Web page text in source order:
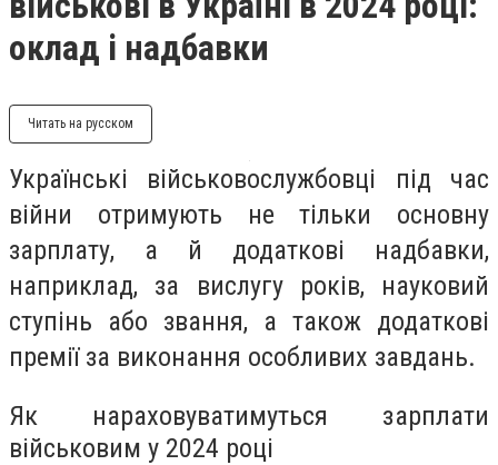
оклад і надбавки
Читать на русском
Українські військовослужбовці під час
війни отримують не тільки основну
зарплату, а й додаткові надбавки,
наприклад, за вислугу років, науковий
ступінь або звання, а також додаткові
премії за виконання особливих завдань.
Як нараховуватимуться зарплати
військовим у 2024 році